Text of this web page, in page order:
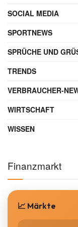
SOCIAL MEDIA
SPORTNEWS
SPRÜCHE UND
TRENDS
VERBRAUCHER-
WIRTSCHAFT
WISSEN
Finanzmarkt
📈 Märkte